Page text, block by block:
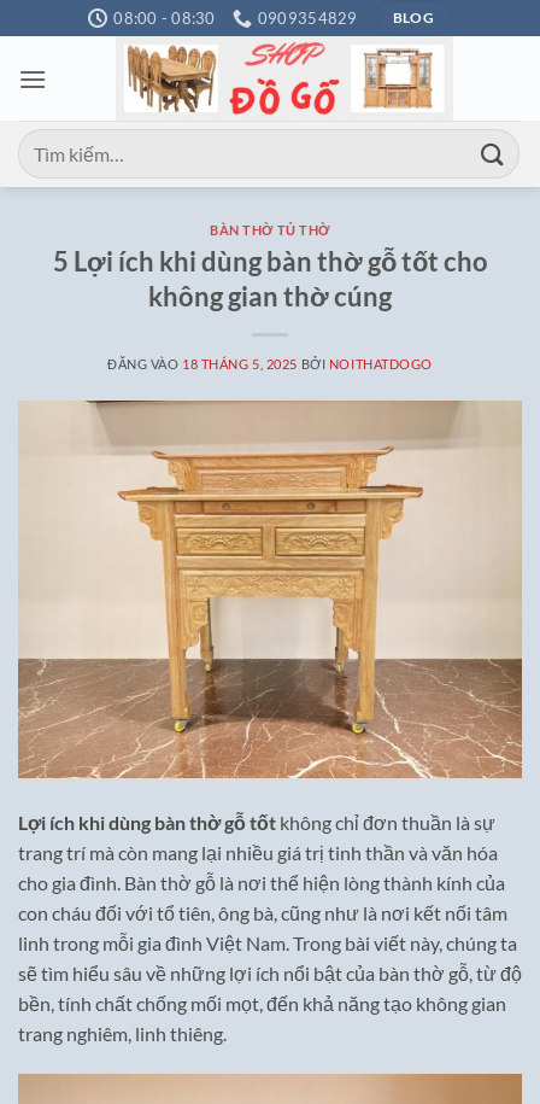
qua
nội
08:00 - 08:30 0909354829 BLOG
Tìm
kiếm:
BÀN THỜ TỦ THỜ
5 Lợi ích khi dùng bàn thờ gỗ tốt cho
không gian thờ cúng
ĐĂNG VÀO 18 THÁNG 5, 2025 BỞI NOITHATDOGO
Lợi ích khi dùng bàn thờ gỗ tốt không chỉ đơn thuần là sự
trang trí mà còn mang lại nhiều giá trị tinh thần và văn hóa
cho gia đình. Bàn thờ gỗ là nơi thể hiện lòng thành kính của
con cháu đối với tổ tiên, ông bà, cũng như là nơi kết nối tâm
linh trong mỗi gia đình Việt Nam. Trong bài viết này, chúng ta
sẽ tìm hiểu sâu về những lợi ích nổi bật của bàn thờ gỗ, từ độ
bền, tính chất chống mối mọt, đến khả năng tạo không gian
trang nghiêm, linh thiêng.